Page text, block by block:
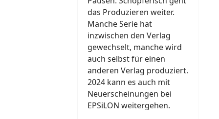
das Produzieren weiter.
Manche Serie hat
inzwischen den Verlag
gewechselt, manche wird
auch selbst für einen
anderen Verlag produziert.
2024 kann es auch mit
Neuerscheinungen bei
EPSiLON weitergehen.